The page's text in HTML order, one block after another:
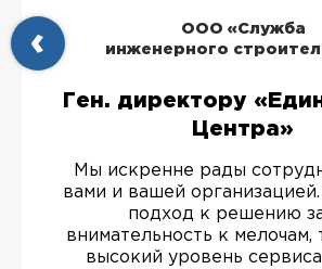
ООО «Служба
инженерного
Ген. директору
Центра»
Мы искренне рады
вами и вашей
подход к решению
внимательность к мелочам,
высокий уровень